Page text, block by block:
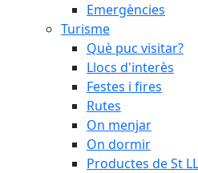
Emergències
Turisme
Què puc visitar?
Llocs d'interès
Festes i fires
Rutes
On menjar
On dormir
Productes de St